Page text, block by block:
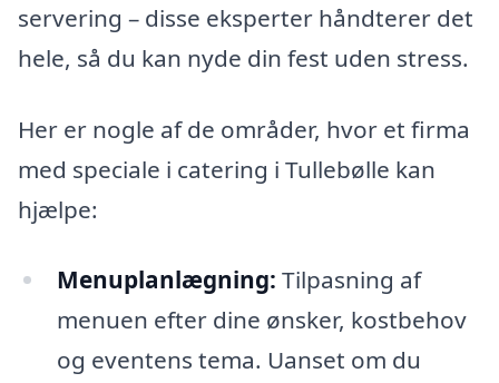
servering – disse eksperter håndterer det
hele, så du kan nyde din fest uden stress.
Her er nogle af de områder, hvor et firma
med speciale i catering i Tullebølle kan
hjælpe:
Menuplanlægning: Tilpasning af
menuen efter dine ønsker, kostbehov
og eventens tema. Uanset om du